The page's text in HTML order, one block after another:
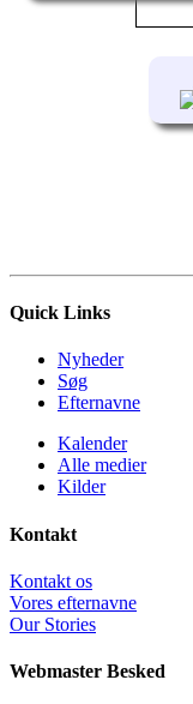
Quick Links
Nyheder
Søg
Efternavne
Kalender
Alle medier
Kilder
Kontakt
Kontakt os
Vores efternavne
Our Stories
Webmaster Besked